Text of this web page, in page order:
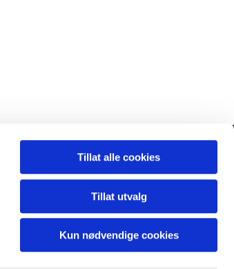
Tillat alle cookies
Tillat utvalg
Kun nødvendige cookies
Personvern